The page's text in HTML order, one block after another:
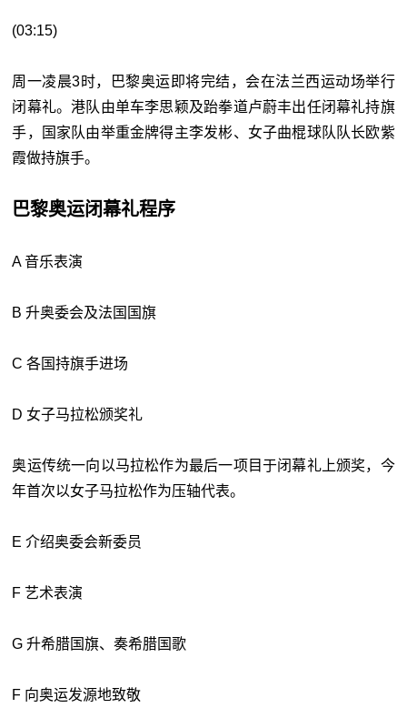
(03:15)
周一凌晨3时，巴黎奥运即将完结，会在法兰西运动场举行
闭幕礼。港队由单车李思颖及跆拳道卢蔚丰出任闭幕礼持旗
手，国家队由举重金牌得主李发彬、女子曲棍球队队长欧紫
霞做持旗手。
巴黎奥运闭幕礼程序
A 音乐表演
B 升奥委会及法国国旗
C 各国持旗手进场
D 女子马拉松颁奖礼
奥运传统一向以马拉松作为最后一项目于闭幕礼上颁奖，今
年首次以女子马拉松作为压轴代表。
E 介绍奥委会新委员
F 艺术表演
G 升希腊国旗、奏希腊国歌
F 向奥运发源地致敬